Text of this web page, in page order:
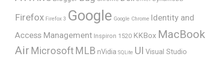
Firefox Firefox 3 Google Google Chrome Identity and
Access Management Inspiron 1520 KKBox MacBook
Air Microsoft MLB nVidia SQLite UI Visual Studio